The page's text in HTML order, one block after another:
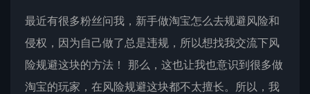
最近有很多粉丝问我，新手做淘宝怎么去规避风险和
侵权，因为自己做了总是违规，所以想找我交流下风
险规避这块的方法！ 那么，这也让我也意识到很多做
淘宝的玩家，在风险规避这块都不太擅长。所以，我